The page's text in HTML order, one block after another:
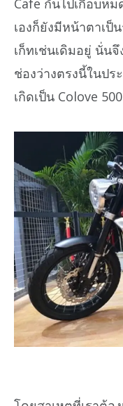
Cafe กันไปเกือบห
เองก็ยังมีหน้าตาเ
เก็ทเช่นเดิมอยู่ นั่น
ช่องว่างตรงนี้ในปร
เกิดเป็น Colove